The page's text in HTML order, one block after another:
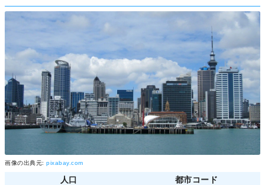
画像の出典元: pixabay.com
人口
都市コード